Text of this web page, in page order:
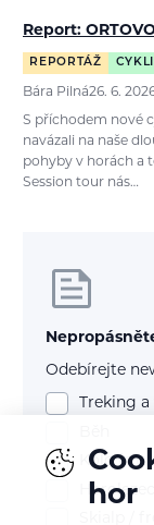
Report:
REPORTÁŽ
Bára Pilná26. 6.
S příchodem nové
navázali na naše
pohyby v horách a
Session tour nás…
Odebírejte
Treking
Kolo
hor